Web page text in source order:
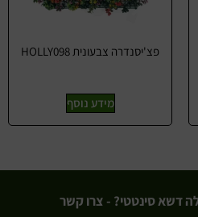
פצ'יסנדרה צבעונית HOLLY098
מידע נוסף
דשא סינטטי? - צרו קשר